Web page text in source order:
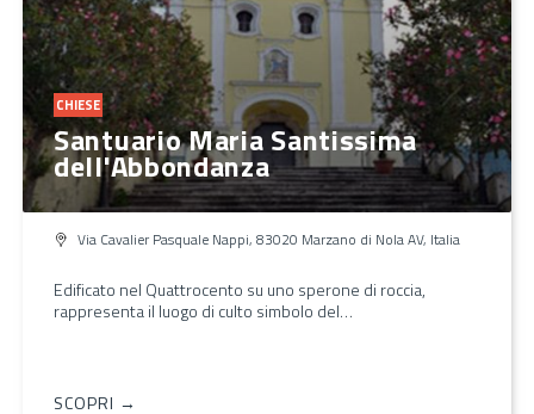
CHIESE
Santuario Maria Santissima
dell'Abbondanza
Via Cavalier Pasquale Nappi, 83020 Marzano di Nola AV, Italia
Edificato nel Quattrocento su uno sperone di roccia,
rappresenta il luogo di culto simbolo del…
SCOPRI →